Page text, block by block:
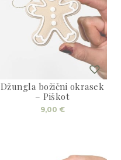
Džungla božični okrasek
– Piškot
9,00 €